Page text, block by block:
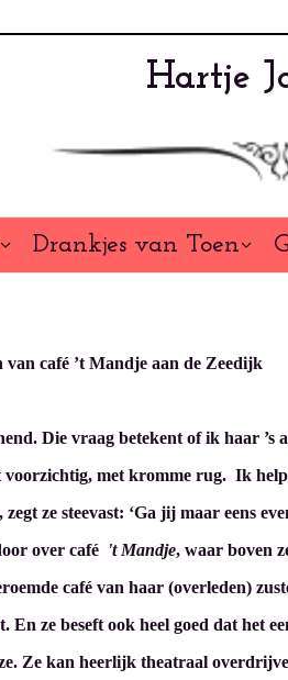
Hartje
Drankjes van Toen
van café ’t Mandje aan de Zeedijk
Die vraag betekent of ik haar
voorzichtig, met kromme rug. Ik
ze steevast: ‘Ga jij maar eens
over café 't Mandje, waar boven
café van haar (overleden)
ze beseft ook heel goed dat het
Ze kan heerlijk theatraal